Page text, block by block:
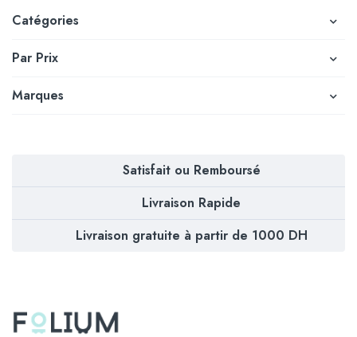
Catégories
Par Prix
Marques
Satisfait ou Remboursé
Livraison Rapide
Livraison gratuite à partir de 1000 DH